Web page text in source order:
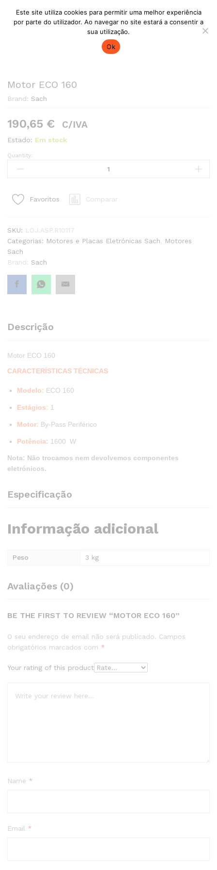
Back toCategory 0
Motor ECO 160
Brand: Sach
190,65 € C/IVA
Estado: Em stock
Motor
ECO
Quantity:
Favoritos Comparar
SKU: LOJ.ASP.R10117
Categorias: Motores e Placas Eletrónicas Sach
Motores
Sach
Brand: Sach
Descrição
Motor ECO 160
CARACTERÍSTICAS TÉCNICAS
Modelo: ECO 160
Estágios: 1
Motor: By-Pass Periférico
Potência: 1600 W
Nota: Não trocamos nem devolvemos componentes
eletrónicos.
Especificação
Informação adicional
Peso 3 kg
Avaliações (0)
BE THE FIRST TO REVIEW “MOTOR ECO 160”
O seu endereço de email não será publicado. Campos
obrigatórios marcados com *
Your rating of this product
Name *
Email *
Este site utiliza cookies para permitir uma melhor experiência
por parte do utilizador. Ao navegar no site estará a consentir a
sua utilização.
Ok